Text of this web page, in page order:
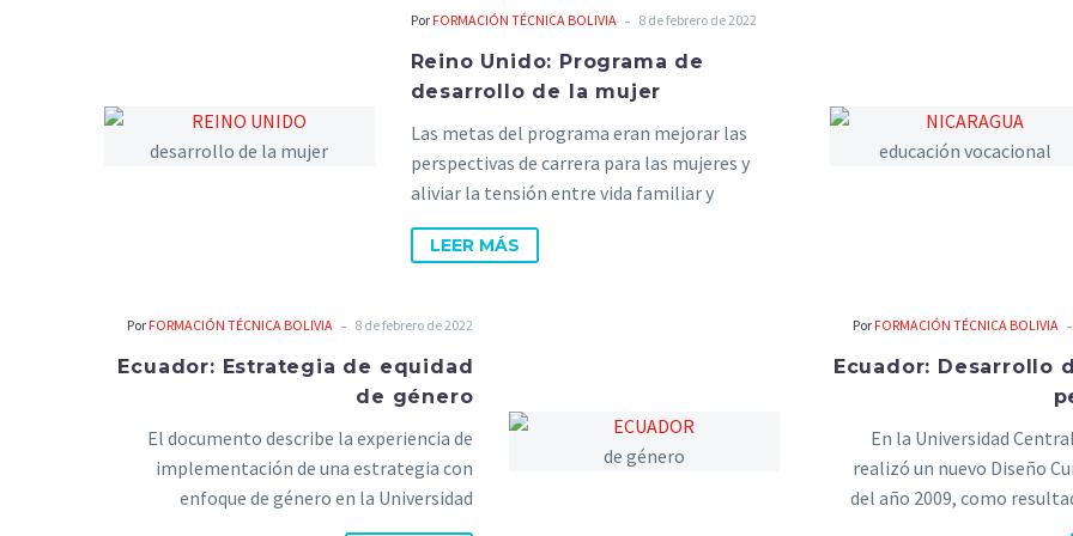
Por FORMACIÓN TÉCNICA BOLIVIA - 8 de febrero de 2022
Reino Unido: Programa de
desarrollo de la mujer
Las metas del programa eran mejorar las
perspectivas de carrera para las mujeres y
aliviar la tensión entre vida familiar y
laboral. Originalmente el concepto de
diversidad se centraba más en la igualdad de
LEER MÁS
Por FORMACIÓN TÉCNICA BOLIVIA - 8 de febrero de 2022
Ecuador: Estrategia de equidad
de género
El documento describe la experiencia de
implementación de una estrategia con
enfoque de género en la Universidad
Metropolitana de Ecuador, que permitió
Por FORMACIÓN TÉCNICA BOLIVIA
Ecuador: Desarrollo
En la Universidad
realizó un nuevo Diseño
del año 2009, como
implementa en el